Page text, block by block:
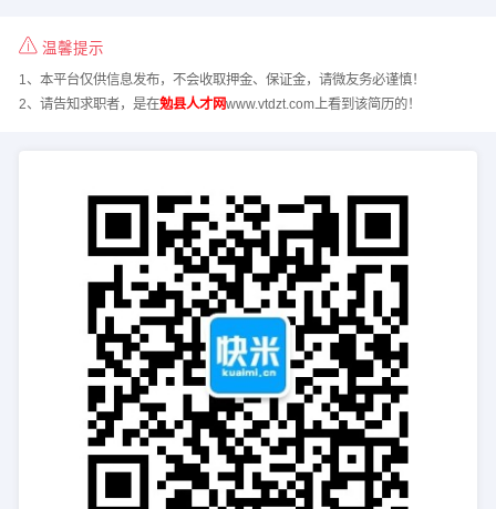
温馨提示
1、本平台仅供信息发布，不会收取押金、保证金，请微友务必谨慎！
2、请告知求职者，是在勉县人才网www.vtdzt.com上看到该简历的！